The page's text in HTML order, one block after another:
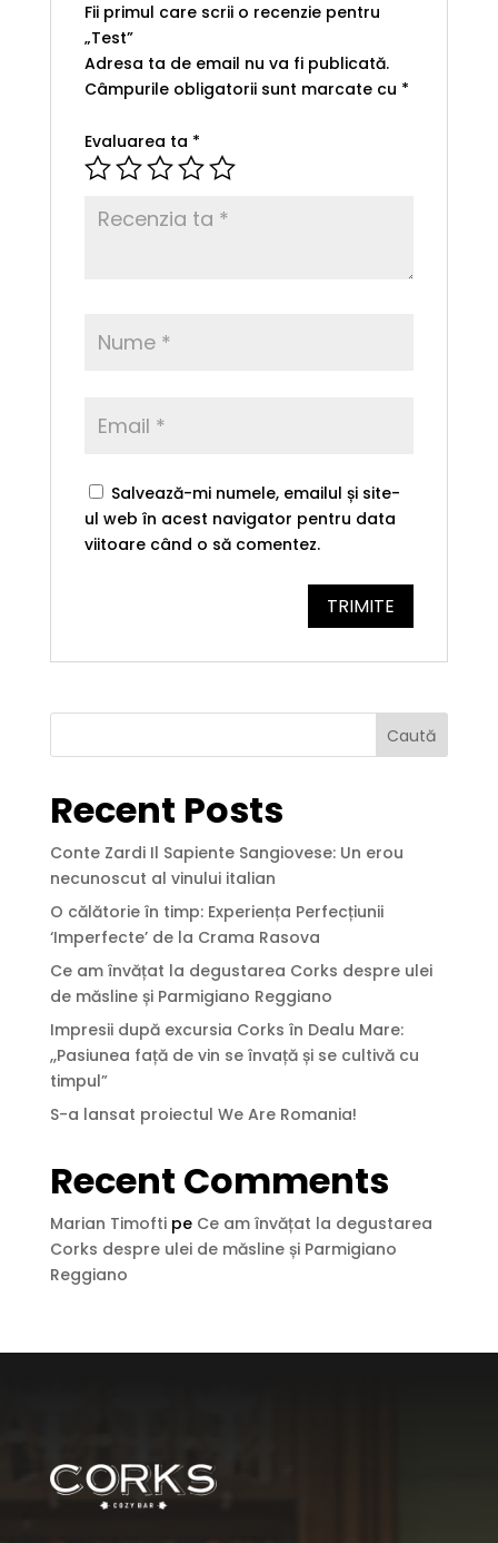
Fii primul care scrii o recenzie pentru
„Test”
Adresa ta de email nu va fi publicată.
Câmpurile obligatorii sunt marcate cu *
Evaluarea ta *
Salvează-mi numele, emailul și site-
ul web în acest navigator pentru data
viitoare când o să comentez.
Caută
Recent Posts
Conte Zardi Il Sapiente Sangiovese: Un erou
necunoscut al vinului italian
O călătorie în timp: Experiența Perfecțiunii
‘Imperfecte’ de la Crama Rasova
Ce am învățat la degustarea Corks despre ulei
de măsline și Parmigiano Reggiano
Impresii după excursia Corks în Dealu Mare:
,,Pasiunea față de vin se învață și se cultivă cu
timpul”
S-a lansat proiectul We Are Romania!
Recent Comments
Marian Timoftipe Ce am învățat la degustarea
Corks despre ulei de măsline și Parmigiano
Reggiano